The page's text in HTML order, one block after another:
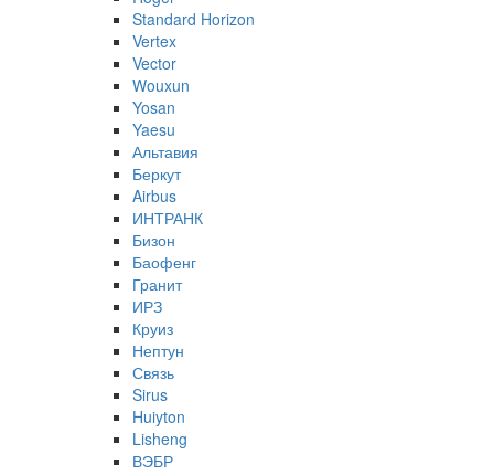
Standard Horizon
Vertex
Vector
Wouxun
Yosan
Yaesu
Альтавия
Беркут
Airbus
ИНТРАНК
Бизон
Баофенг
Гранит
ИРЗ
Круиз
Нептун
Связь
Sirus
Huiyton
Lisheng
ВЭБР